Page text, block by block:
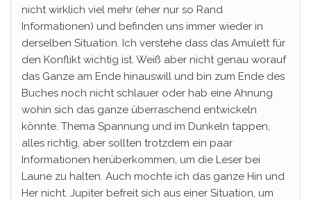
nicht wirklich viel mehr (eher nur so Rand
Informationen) und befinden uns immer wieder in
derselben Situation. Ich verstehe dass das Amulett für
den Konflikt wichtig ist. Weiß aber nicht genau worauf
das Ganze am Ende hinauswill und bin zum Ende des
Buches noch nicht schlauer oder hab eine Ahnung
wohin sich das ganze überraschend entwickeln
könnte. Thema Spannung und im Dunkeln tappen,
alles richtig, aber sollten trotzdem ein paar
Informationen herüberkommen, um die Leser bei
Laune zu halten. Auch mochte ich das ganze Hin und
Her nicht. Jupiter befreit sich aus einer Situation, um